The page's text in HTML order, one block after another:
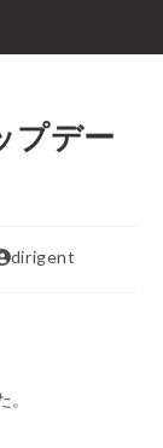
プデー
dirigent